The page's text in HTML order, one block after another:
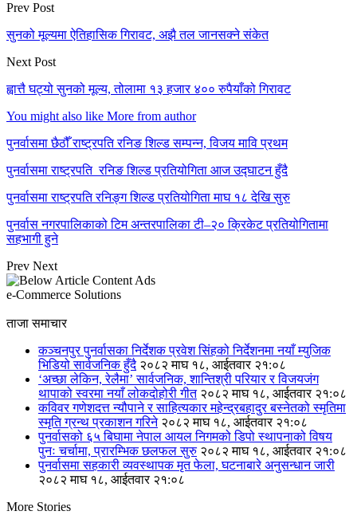
Prev Post
सुनको मूल्यमा ऐतिहासिक गिरावट, अझै तल जानसक्ने संकेत
Next Post
ह्वात्तै घट्यो सुनको मूल्य, तोलामा १३ हजार ४०० रुपैयाँको गिरावट
You might also like More from author
पुनर्वासमा छैठौँ राष्ट्रपति रनिङ शिल्ड सम्पन्न, विजय मावि प्रथम
पुनर्वासमा राष्ट्रपति रनिङ शिल्ड प्रतियोगिता आज उद्घाटन हुँदै
पुनर्वासमा राष्ट्रपति रनिङ्ग शिल्ड प्रतियोगिता माघ १८ देखि सुरु
पुनर्वास नगरपालिकाको टिम अन्तरपालिका टी–२० क्रिकेट प्रतियोगितामा
सहभागी हुने
Prev Next
e-Commerce Solutions
ताजा समाचार
कञ्चनपुर पुनर्वासका निर्देशक प्रवेश सिंहको निर्देशनमा नयाँ म्युजिक
भिडियो सार्वजनिक हुँदै २०८२ माघ १८, आईतवार २१:०८
‘अच्छा लेकिन, रेलैमा’ सार्वजनिक, शान्तिश्री परियार र विजयजंग
थापाको स्वरमा नयाँ लोकदोहोरी गीत २०८२ माघ १८, आईतवार २१:०८
कविवर गणेशदत्त न्यौपाने र साहित्यकार महेन्द्रबहादुर बस्नेतको स्मृतिमा
स्मृति ग्रन्थ प्रकाशन गरिने २०८२ माघ १८, आईतवार २१:०८
पुनर्वासको ६५ बिघामा नेपाल आयल निगमको डिपो स्थापनाको विषय
पुनः चर्चामा, प्रारम्भिक छलफल सुरु २०८२ माघ १८, आईतवार २१:०८
पुनर्वासमा सहकारी व्यवस्थापक मृत फेला, घटनाबारे अनुसन्धान जारी
२०८२ माघ १८, आईतवार २१:०८
More Stories